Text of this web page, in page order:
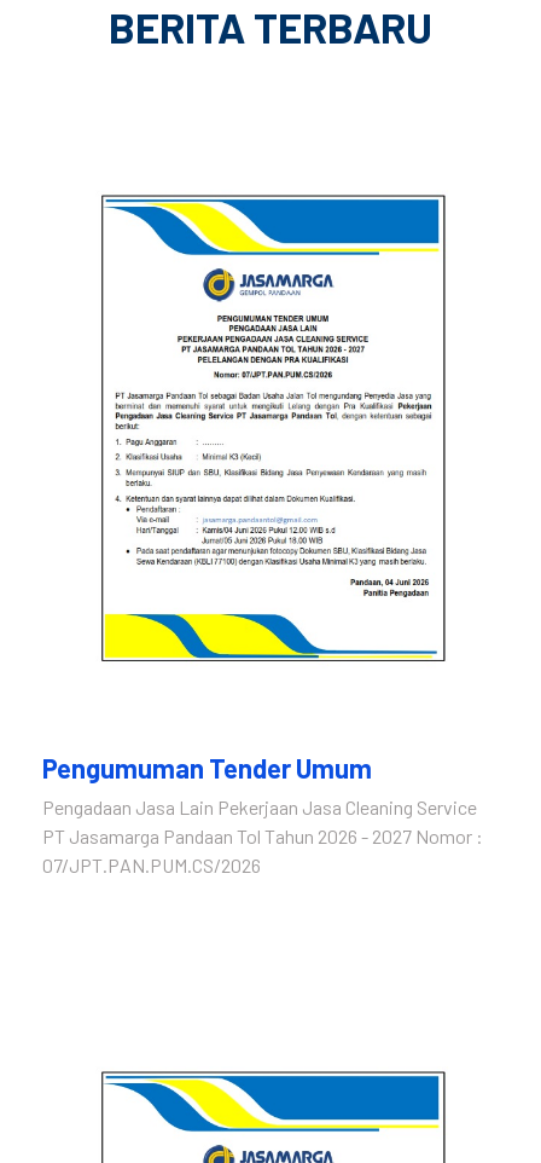
BERITA TERBARU
Pengumuman Tender Umum
Pengadaan Jasa Lain Pekerjaan Jasa Cleaning Service
PT Jasamarga Pandaan Tol Tahun 2026 - 2027 Nomor :
07/JPT.PAN.PUM.CS/2026